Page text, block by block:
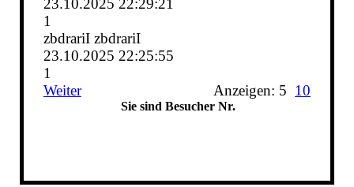
23.10.2025 22:29:21
1
zbdrariI zbdrariI
23.10.2025 22:25:55
1
Weiter
Anzeigen: 5 10
Sie sind Besucher Nr.